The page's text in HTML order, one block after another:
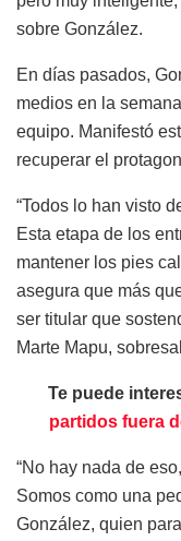
sobre González.
En días pasados,
medios en la
equipo. Manifestó
recuperar el
“Todos lo han visto
Esta etapa de los
mantener los pies
asegura que más
ser titular que
Marte Mapu,
Te puede
partidos fuera
“No hay nada de
Somos como una
González, quien